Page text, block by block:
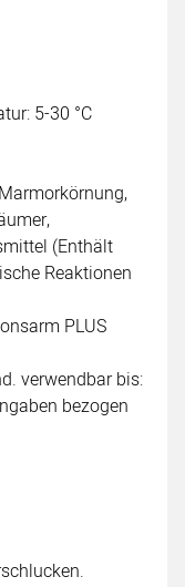
5-30 °C
(Enthält
Reaktionen
PLUS
verwendbar bis:
bezogen